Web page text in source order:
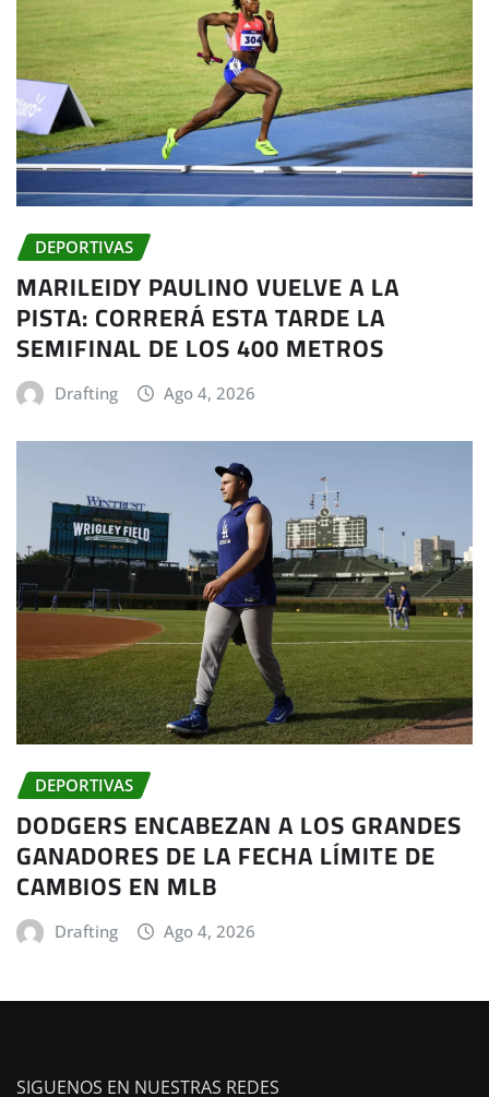
DEPORTIVAS
MARILEIDY PAULINO VUELVE A LA
PISTA: CORRERÁ ESTA TARDE LA
SEMIFINAL DE LOS 400 METROS
Drafting Ago 4, 2026
DEPORTIVAS
DODGERS ENCABEZAN A LOS GRANDES
GANADORES DE LA FECHA LÍMITE DE
CAMBIOS EN MLB
Drafting Ago 4, 2026
SIGUENOS EN NUESTRAS REDES